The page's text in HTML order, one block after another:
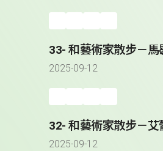
33- 和藝術家散步－馬
2025-09-12
32- 和藝術家散步－艾
2025-09-12